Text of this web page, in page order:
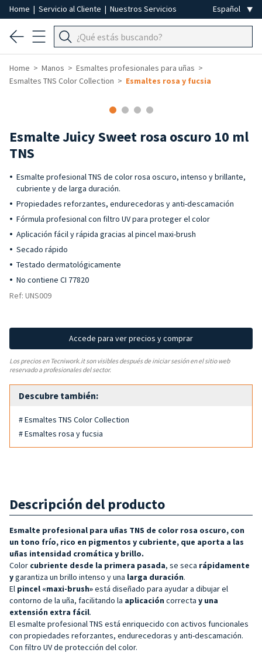
Home | Servicio al Cliente | Nuestros Servicios
Home Manos
Esmaltes profesionales para uñas
Esmaltes TNS Color Collection
Esmaltes rosa y fucsia
Esmalte Juicy Sweet rosa oscuro 10 ml
TNS
Esmalte profesional TNS de color rosa oscuro, intenso y brillante,
cubriente y de larga duración.
Propiedades reforzantes, endurecedoras y anti-descamación
Fórmula profesional con filtro UV para proteger el color
Aplicación fácil y rápida gracias al pincel maxi-brush
Secado rápido
Testado dermatológicamente
No contiene CI 77820
Ref: UNS009
Accede para ver precios y comprar
Los precios en Tecniwork.it son visibles después de iniciar sesión en el sitio web
reservado a profesionales del sector.
Descubre también:
# Esmaltes TNS Color Collection
# Esmaltes rosa y fucsia
Descripción del producto
Esmalte profesional para uñas TNS de color rosa oscuro, con
un tono frío, rico en pigmentos y cubriente, que aporta a las
uñas intensidad cromática y brillo.
Color cubriente desde la primera pasada, se seca rápidamente
ygarantiza un brillo intenso y una larga duración.
El pincel «maxi-brush»está diseñado para ayudar a dibujar el
contorno de la uña, facilitando la aplicación correcta y una
extensión extra fácil.
El esmalte profesional TNS está enriquecido con activos funcionales
con propiedades reforzantes, endurecedoras y anti-descamación.
Con filtro UV de protección del color.